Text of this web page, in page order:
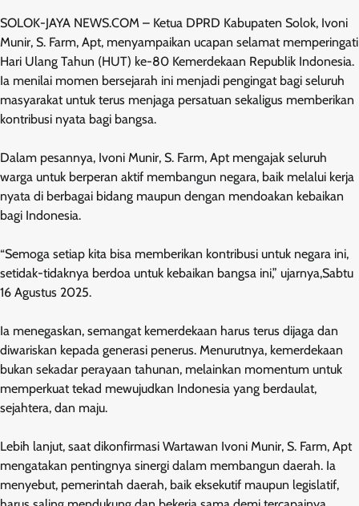
SOLOK-JAYA NEWS.COM – Ketua DPRD Kabupaten Solok, Ivoni
Munir, S. Farm, Apt, menyampaikan ucapan selamat memperingati
Hari Ulang Tahun (HUT) ke-80 Kemerdekaan Republik Indonesia.
Ia menilai momen bersejarah ini menjadi pengingat bagi seluruh
masyarakat untuk terus menjaga persatuan sekaligus memberikan
kontribusi nyata bagi bangsa.
Dalam pesannya, Ivoni Munir, S. Farm, Apt mengajak seluruh
warga untuk berperan aktif membangun negara, baik melalui kerja
nyata di berbagai bidang maupun dengan mendoakan kebaikan
bagi Indonesia.
“Semoga setiap kita bisa memberikan kontribusi untuk negara ini,
setidak-tidaknya berdoa untuk kebaikan bangsa ini,” ujarnya,Sabtu
16 Agustus 2025.
Ia menegaskan, semangat kemerdekaan harus terus dijaga dan
diwariskan kepada generasi penerus. Menurutnya, kemerdekaan
bukan sekadar perayaan tahunan, melainkan momentum untuk
memperkuat tekad mewujudkan Indonesia yang berdaulat,
sejahtera, dan maju.
Lebih lanjut, saat dikonfirmasi Wartawan Ivoni Munir, S. Farm, Apt
mengatakan pentingnya sinergi dalam membangun daerah. Ia
menyebut, pemerintah daerah, baik eksekutif maupun legislatif,